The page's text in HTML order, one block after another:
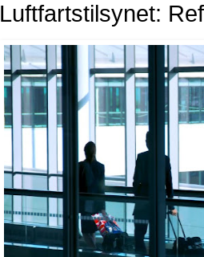
Luftfartstilsynet: